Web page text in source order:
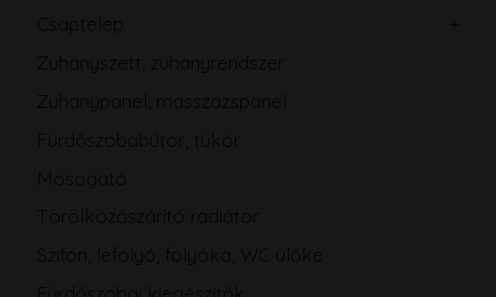
Csaptelep
Zuhanyszett, zuhanyrendszer
Zuhanypanel, masszázspanel
Fürdőszobabútor, tükör
Mosogató
Törölközőszárító radiátor
Szifon, lefolyó, folyóka, WC ülőke